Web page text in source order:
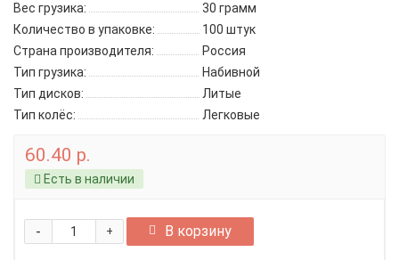
Вес грузика:
30 грамм
Количество в упаковке:
100 штук
Страна производителя:
Россия
Тип грузика:
Набивной
Тип дисков:
Литые
Тип колёс:
Легковые
60.40 р.
Есть в наличии
+
- В корзину